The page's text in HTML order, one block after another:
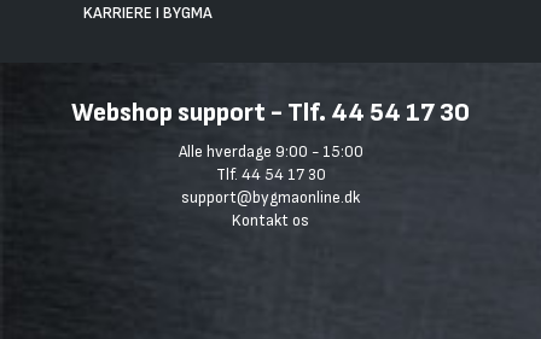
KARRIERE I BYGMA
Webshop support - Tlf. 44 54 17 30
Alle hverdage 9:00 - 15:00
Tlf. 44 54 17 30
support@bygmaonline.dk
Kontakt os